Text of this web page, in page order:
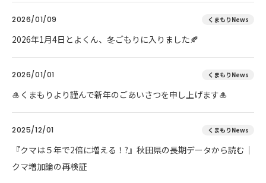
2026/01/09 くまもりNews
2026年1月4日とよくん、冬ごもりに入りました🍂
2026/01/01 くまもりNews
🎍くまもりより謹んで新年のごあいさつを申し上げます🎍
2025/12/01 くまもりNews
『クマは５年で2倍に増える！?』秋田県の長期データから読む｜
クマ増加論の再検証